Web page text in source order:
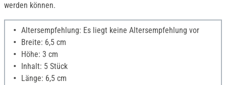
werden können.
Altersempfehlung: Es liegt keine Altersempfehlung vor
Breite: 6,5 cm
Höhe: 3 cm
Inhalt: 5 Stück
Länge: 6,5 cm